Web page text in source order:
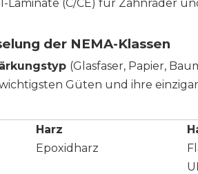
Laminate (C/CE) für Zahnräder
der NEMA-Klassen
(Glasfaser, Papier,
Güten und ihre
Harz
Epoxidharz